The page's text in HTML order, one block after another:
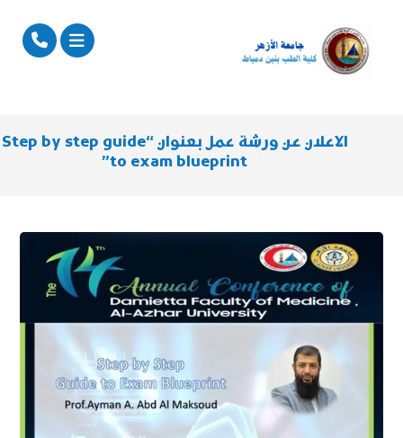
الاعلان عن ورشة عمل بعنوان “Step by step guide
to exam blueprint”